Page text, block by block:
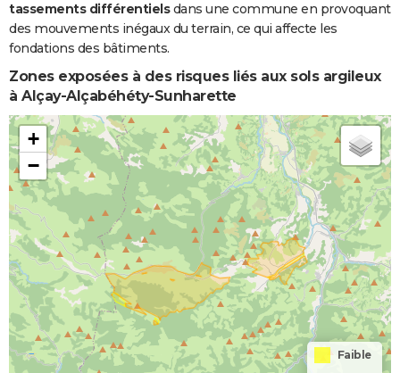
tassements différentielsdans une commune en provoquant
des mouvements inégaux du terrain, ce qui affecte les
fondations des bâtiments.
Zones exposées à des risques liés aux sols argileux
à Alçay-Alçabéhéty-Sunharette
+
−
Faible